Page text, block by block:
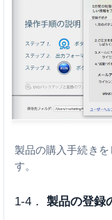
製品の購入手続き
す。
1-4． 製品の登録